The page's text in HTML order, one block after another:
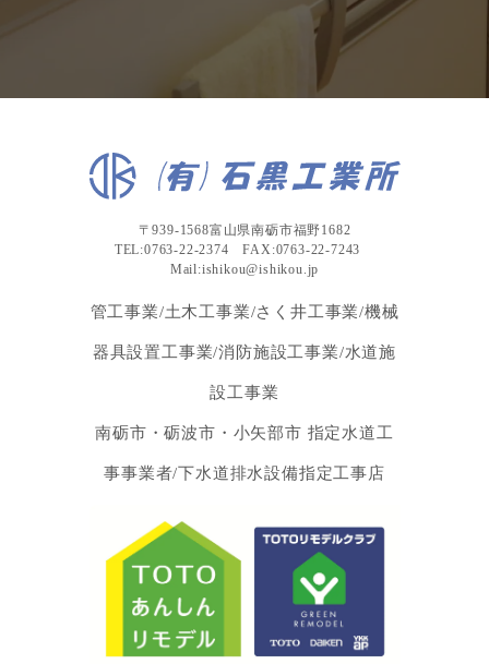
〒939-1568富山県南砺市福野1682
TEL:0763-22-2374 FAX:0763-22-7243
Mail:ishikou@ishikou.jp
管工事業/土木工事業/さく井工事業/機械
器具設置工事業/消防施設工事業/水道施
設工事業
南砺市・砺波市・小矢部市 指定水道工
事事業者/下水道排水設備指定工事店